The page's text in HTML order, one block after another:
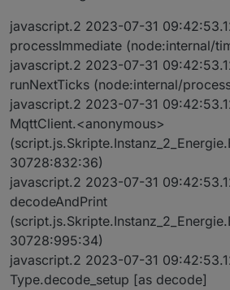
javascript.2 2023-07-31
processImmediate (node:internal/
javascript.2 2023-07-31
runNextTicks (node:internal/
javascript.2 2023-07-31
MqttClient.<anonymous>
30728:832:36)
javascript.2 2023-07-31
decodeAndPrint
30728:995:34)
javascript.2 2023-07-31
Type.decode_setup [as decode]